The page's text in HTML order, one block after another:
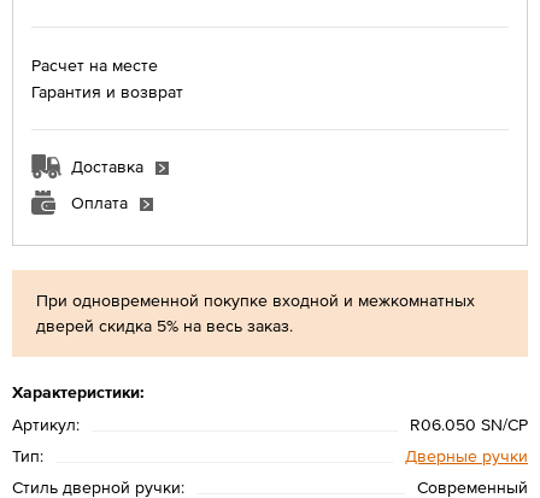
При одновременной покупке входной и межкомнатных
дверей скидка 5% на весь заказ.
Характеристики:
Артикул:
R06.050 SN/CP
Тип:
Дверные ручки
Стиль дверной ручки:
Современный
Расчет на месте
Гарантия и возврат
Доставка
Оплата